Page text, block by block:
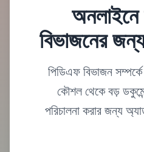
বিভাজনের
পিডিএফ বিভাজন
কৌশল থেকে বড়
পরিচালনা করার জন্য